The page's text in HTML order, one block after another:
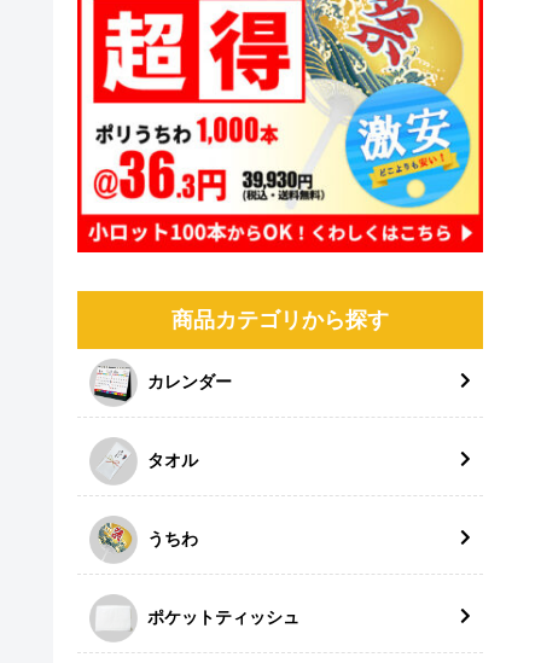
商品カテゴリから探す
カレンダー
タオル
うちわ
ポケットティッシュ